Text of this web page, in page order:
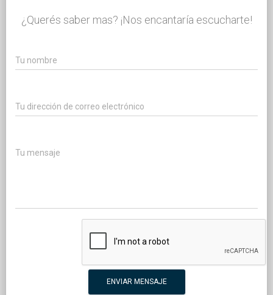
¿Querés saber mas? ¡Nos encantaría escucharte!
Tu nombre
Tu dirección de correo electrónico
Tu mensaje
ENVIAR MENSAJE